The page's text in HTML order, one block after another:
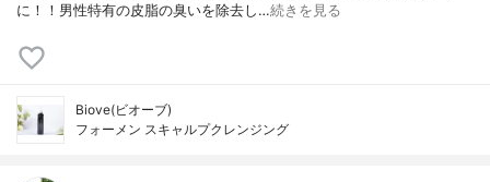
に！！男性特有の皮脂の臭いを除去し…続きを見る
Biove(ビオーブ)
フォーメン スキャルプクレンジング